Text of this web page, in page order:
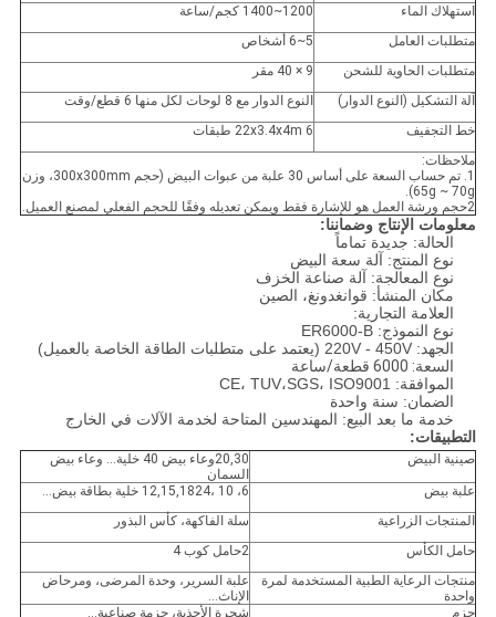
استهلاك الماء
1200~1400 كجم/ساعة
متطلبات العامل
5~6 أشخاص
متطلبات الحاوية للشحن
9 × 40 مقر
آلة التشكيل (النوع الدوار)
النوع الدوار مع 8 لوحات لكل منها 6 قطع/وقت
خط التجفيف
22x3.4x4m 6 طبقات
ملاحظات:
1. تم حساب السعة على أساس 30 علبة من عبوات البيض (حجم 300x300mm، وزن
65g ~ 70g).
2حجم ورشة العمل هو للإشارة فقط ويمكن تعديله وفقًا للحجم الفعلي لمصنع العميل.
معلومات الإنتاج وضماننا:
الحالة: جديدة تماماً
نوع المنتج: آلة سعة البيض
نوع المعالجة: آلة صناعة الخزف
مكان المنشأ: قوانغدونغ، الصين
العلامة التجارية:
نوع النموذج: ER6000-B
الجهد: 220V - 450V (يعتمد على متطلبات الطاقة الخاصة بالعميل)
السعة: 6000 قطعة/ساعة
الموافقة: CE، TUV،SGS، ISO9001
الضمان: سنة واحدة
خدمة ما بعد البيع: المهندسين المتاحة لخدمة الآلات في الخارج
التطبيقات:
صينية البيض
20,30وعاء بيض 40 خلية... وعاء بيض
السمان
علبة بيض
6، 10 ،12,15,1824 خلية بطاقة بيض...
المنتجات الزراعية
سلة الفاكهة، كأس البذور
حامل الكأس
2حامل كوب 4
منتجات الرعاية الطبية المستخدمة لمرة
واحدة
علبة السرير، وحدة المرضى، ومرحاض
الإناث...
حزم
شجرة الأحذية، حزمة صناعية...